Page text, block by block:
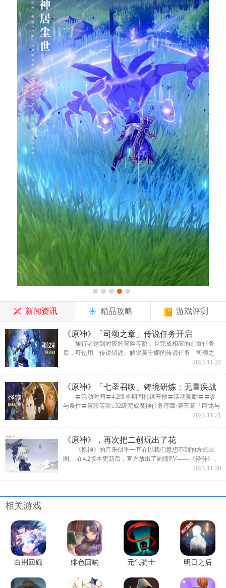
新闻资讯 精品攻略 游戏评测
《原神》「司颂之章」传说任务开启
旅行者达到对应的冒险等阶，且完成相应的前置任务
后，可使用「传说钥匙」解锁芙宁娜的传说任务「司颂之
章」。冒险等阶达到26级可解锁传说任务功能，「传说钥
2023-11-22
《原神》「七圣召唤」铸境研炼：无量疾战
〓活动时间〓4.2版本期间持续开放〓活动奖励〓〓参
与条件〓冒险等阶≥32级完成魔神任务序章·第三幕「巨龙与
自由之歌」，且完成世界任务「骰子、猫与卡牌的战场」。
2023-11-21
《原神》，再次把二创玩出了花
《原神》的音乐似乎一直在以我们意想不到的方式出
圈。 在4.2版本更新后，官方放出了剧情PV——《轻涟》。
在有了芙宁娜传说任务的触动后，《原神》玩家迅速将这则
2023-11-20
相关游戏
白荆回廊 绯色回响 元气骑士 明日之后